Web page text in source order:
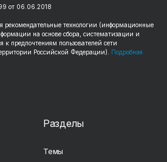
от 06.06.2018
рекомендательные технологии (информационные
на основе сбора, систематизации и
к предпочтениям пользователей сети
Российской Федерации). Подробная
Разделы
Темы